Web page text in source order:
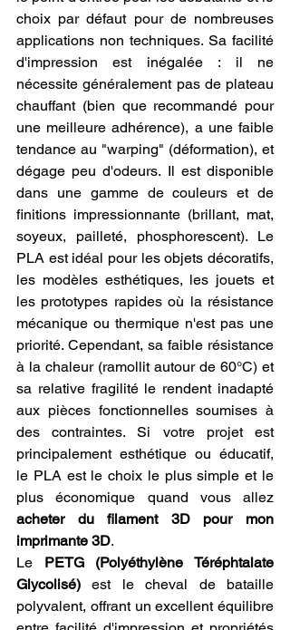
choix par défaut pour de nombreuses
applications non techniques. Sa facilité
d'impression est inégalée : il ne
nécessite généralement pas de plateau
chauffant (bien que recommandé pour
une meilleure adhérence), a une faible
tendance au "warping" (déformation), et
dégage peu d'odeurs. Il est disponible
dans une gamme de couleurs et de
finitions impressionnante (brillant, mat,
soyeux, pailleté, phosphorescent). Le
PLA est idéal pour les objets décoratifs,
les modèles esthétiques, les jouets et
les prototypes rapides où la résistance
mécanique ou thermique n'est pas une
priorité. Cependant, sa faible résistance
à la chaleur (ramollit autour de 60°C) et
sa relative fragilité le rendent inadapté
aux pièces fonctionnelles soumises à
des contraintes. Si votre projet est
principalement esthétique ou éducatif,
le PLA est le choix le plus simple et le
acheter du filament 3D pour mon
imprimante 3D.
Le PETG (Polyéthylène Téréphtalate
Glycolisé) est le cheval de bataille
polyvalent, offrant un excellent équilibre